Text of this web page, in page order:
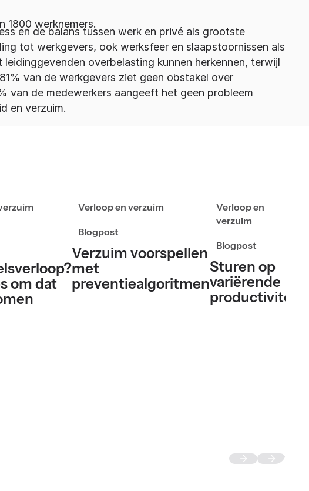
1800 werknemers.
en de balans tussen werk en privé als grootste
tot werkgevers, ook werksfeer en slaapstoornissen als
overbelasting kunnen herkennen, terwijl
van de werkgevers ziet geen obstakel over
van de medewerkers aangeeft het geen probleem
en verzuim.
om dat
Verloop en verzuim
Blogpost
Verzuim voorspellen
met
preventiealgoritmen
Verloop en
verzuim
Blogpost
Sturen op
variërende
productiviteit